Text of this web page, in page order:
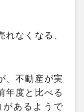
なくなる、
、不動産が実
年度と比べる
があるようで